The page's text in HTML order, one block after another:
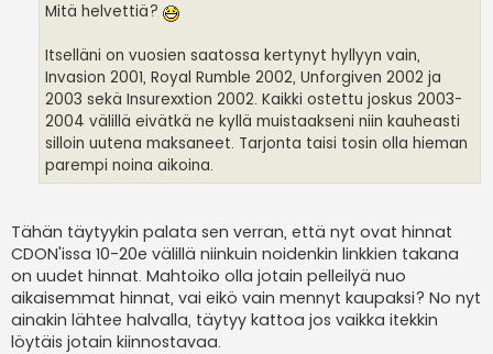
Mitä helvettiä?
Itselläni on vuosien saatossa kertynyt hyllyyn vain,
Invasion 2001, Royal Rumble 2002, Unforgiven 2002 ja
2003 sekä Insurexxtion 2002. Kaikki ostettu joskus 2003-
2004 välillä eivätkä ne kyllä muistaakseni niin kauheasti
silloin uutena maksaneet. Tarjonta taisi tosin olla hieman
parempi noina aikoina.
Tähän täytyykin palata sen verran, että nyt ovat hinnat
CDON'issa 10-20e välillä niinkuin noidenkin linkkien takana
on uudet hinnat. Mahtoiko olla jotain pelleilyä nuo
aikaisemmat hinnat, vai eikö vain mennyt kaupaksi? No nyt
ainakin lähtee halvalla, täytyy kattoa jos vaikka itekkin
löytäis jotain kiinnostavaa.